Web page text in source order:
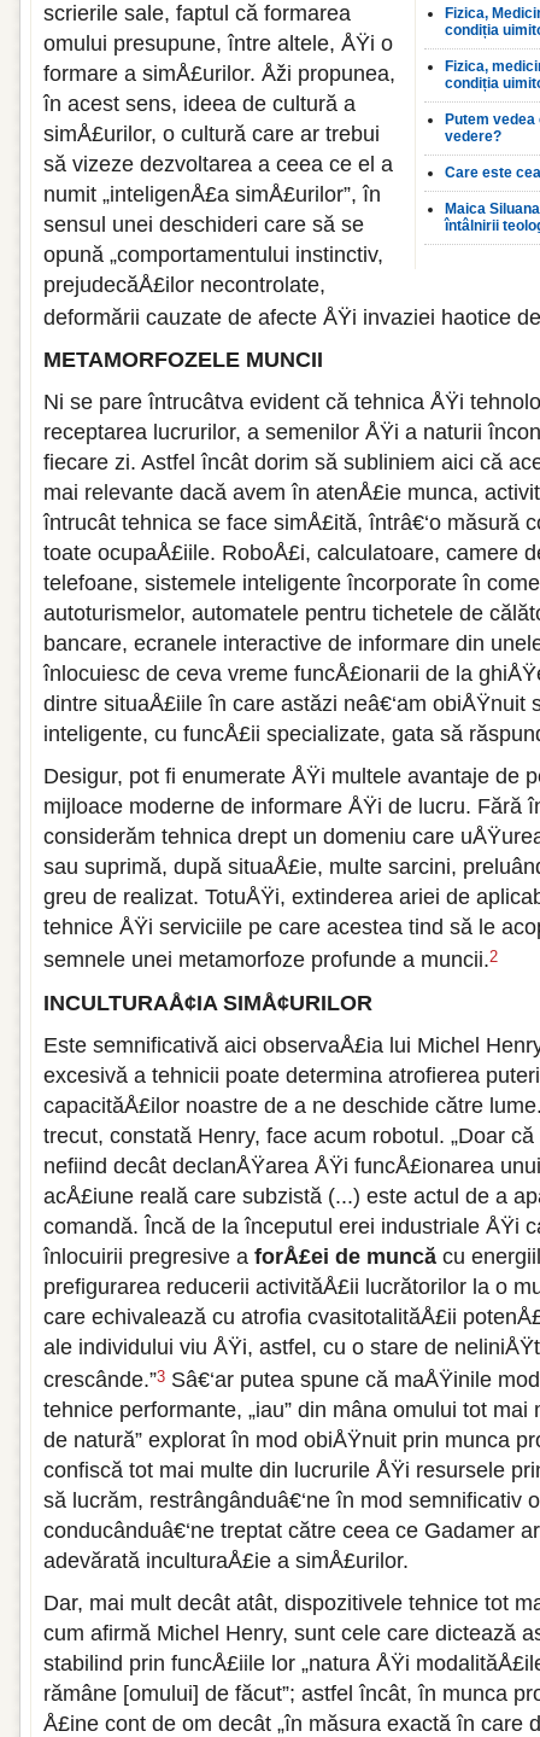
Fizica,
condiția
Fizica,
condiția
Putem
vedere?
Care este
Maica
întâlnirii
scrierile sale, faptul că formarea
omului presupune, între altele, ÅŸi o
formare a simÅ£urilor. Åži propunea,
în acest sens, ideea de cultură a
simÅ£urilor, o cultură care ar trebui
să vizeze dezvoltarea a ceea ce el a
numit „inteligenÅ£a simÅ£urilor”, în
sensul unei deschideri care să se
opună „comportamentului instinctiv,
prejudecăÅ£ilor necontrolate,
deformării cauzate de afecte ÅŸi invaziei haotice
METAMORFOZELE MUNCII
Ni se pare întrucâtva evident că tehnica ÅŸi
receptarea lucrurilor, a semenilor ÅŸi a naturii
fiecare zi. Astfel încât dorim să subliniem aici că
mai relevante dacă avem în atenÅ£ie munca,
întrucât tehnica se face simÅ£ită, întrâ€‘o măsură
toate ocupaÅ£iile. RoboÅ£i, calculatoare, camere
telefoane, sistemele inteligente încorporate în
autoturismelor, automatele pentru tichetele de
bancare, ecranele interactive de informare din
înlocuiesc de ceva vreme funcÅ£ionarii de la
dintre situaÅ£iile în care astăzi neâ€‘am obiÅŸnuit
inteligente, cu funcÅ£ii specializate, gata să
Desigur, pot fi enumerate ÅŸi multele avantaje de
mijloace moderne de informare ÅŸi de lucru. Fără
considerăm tehnica drept un domeniu care
sau suprimă, după situaÅ£ie, multe sarcini,
greu de realizat. TotuÅŸi, extinderea ariei de
tehnice ÅŸi serviciile pe care acestea tind să le
semnele unei metamorfoze profunde a muncii.2
INCULTURAÅ¢IA SIMÅ¢URILOR
Este semnificativă aici observaÅ£ia lui Michel
excesivă a tehnicii poate determina atrofierea
capacităÅ£ilor noastre de a ne deschide către
trecut, constată Henry, face acum robotul. „Doar
nefiind decât declanÅŸarea ÅŸi funcÅ£ionarea
acÅ£iune reală care subzistă (...) este actul de a
comandă. Încă de la începutul erei industriale ÅŸi
înlocuirii pregresive a forÅ£ei de muncă cu
prefigurarea reducerii activităÅ£ii lucrătorilor la o
care echivalează cu atrofia cvasitotalităÅ£ii
ale individului viu ÅŸi, astfel, cu o stare de
crescânde.”3 Sâ€‘ar putea spune că maÅŸinile
tehnice performante, „iau” din mâna omului tot mai
de natură” explorat în mod obiÅŸnuit prin munca
confiscă tot mai multe din lucrurile ÅŸi resursele
să lucrăm, restrângânduâ€‘ne în mod semnificativ
conducânduâ€‘ne treptat către ceea ce Gadamer
adevărată inculturaÅ£ie a simÅ£urilor.
Dar, mai mult decât atât, dispozitivele tehnice tot
cum afirmă Michel Henry, sunt cele care dictează
stabilind prin funcÅ£iile lor „natura ÅŸi
rămâne [omului] de făcut”; astfel încât, în munca
Å£ine cont de om decât „în măsura exactă în care